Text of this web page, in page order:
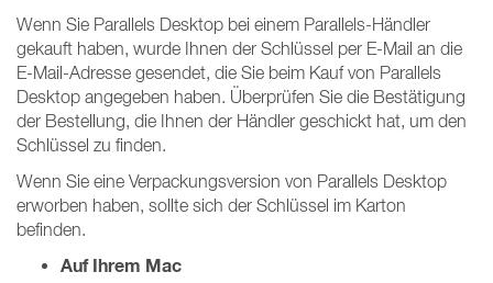
Wenn Sie Parallels Desktop bei einem Parallels-Händler
gekauft haben, wurde Ihnen der Schlüssel per E-Mail an die
E-Mail-Adresse gesendet, die Sie beim Kauf von Parallels
Desktop angegeben haben. Überprüfen Sie die Bestätigung
der Bestellung, die Ihnen der Händler geschickt hat, um den
Schlüssel zu finden.
Wenn Sie eine Verpackungsversion von Parallels Desktop
erworben haben, sollte sich der Schlüssel im Karton
befinden.
Auf Ihrem Mac